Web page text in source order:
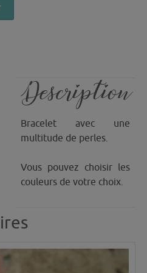
Description
Bracelet avec une
multitude de perles.
Vous pouvez choisir les
couleurs de votre choix.